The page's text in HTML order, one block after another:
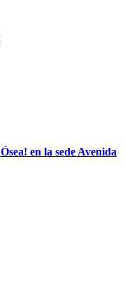
en la sede Avenida